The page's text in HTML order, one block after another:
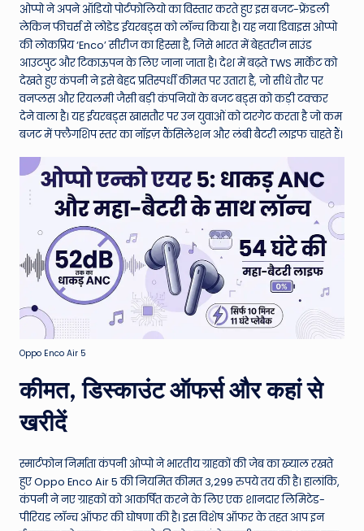
h
e
W
o
rl
ओप्पो ने अपने ऑडियो पोर्टफोलियो का विस्तार करते हुए इस बजट-फ्रेंडली
लेकिन फीचर्स से लोडेड ईयरबड्स को लॉन्च किया है। यह नया डिवाइस ओप्पो
की लोकप्रिय ‘Enco’ सीरीज का हिस्सा है, जिसे भारत में बेहतरीन साउंड
आउटपुट और टिकाऊपन के लिए जाना जाता है। देश में बढ़ते TWS मार्केट को
देखते हुए कंपनी ने इसे बेहद प्रतिस्पर्धी कीमत पर उतारा है, जो सीधे तौर पर
वनप्लस और रियलमी जैसी बड़ी कंपनियों के बजट बड्स को कड़ी टक्कर
देने वाला है। यह ईयरबड्स खासतौर पर उन युवाओं को टारगेट करता है जो कम
बजट में फ्लैगशिप स्तर का नॉइज़ कैंसिलेशन और लंबी बैटरी लाइफ चाहते हैं।
Oppo Enco Air 5
कीमत, डिस्काउंट ऑफर्स और कहां से
खरीदें
स्मार्टफोन निर्माता कंपनी ओप्पो ने भारतीय ग्राहकों की जेब का ख्याल रखते
हुए Oppo Enco Air 5 की नियमित कीमत 3,299 रुपये तय की है। हालांकि,
कंपनी ने नए ग्राहकों को आकर्षित करने के लिए एक शानदार लिमिटेड-
पीरियड लॉन्च ऑफर की घोषणा की है। इस विशेष ऑफर के तहत आप इन